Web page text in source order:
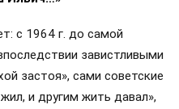
называя их
что варварски
Силы, развенчал
чтобы укрыть от